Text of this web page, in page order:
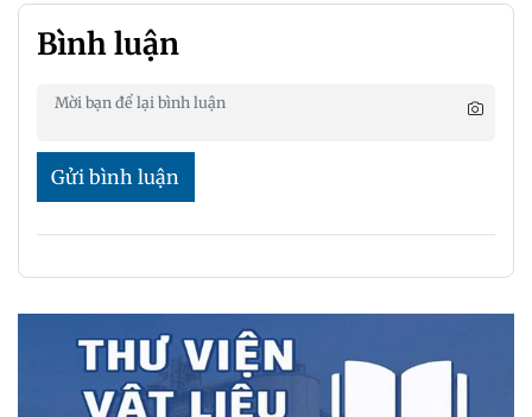
Bình luận
Gửi bình luận